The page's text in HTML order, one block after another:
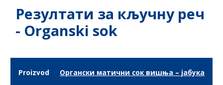
Резултати за кључну реч
- Organski sok
Назив
Бар
Компанија
Органски матични сок вишња – јабука